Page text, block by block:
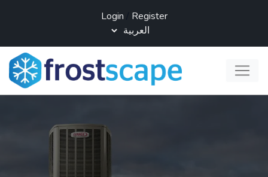
Login Register